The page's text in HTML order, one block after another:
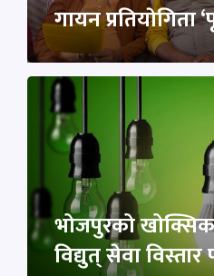
गायन प्रतियाेगिता
भोजपुरको
विद्युत् सेवा